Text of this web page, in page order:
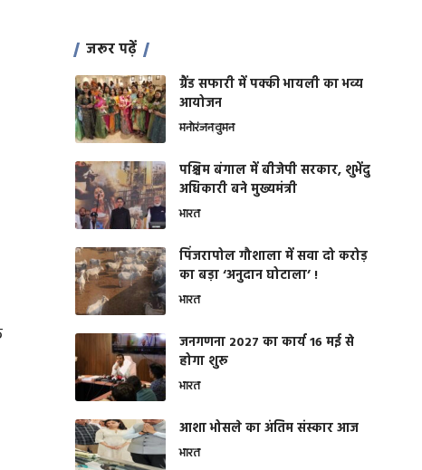
जरूर पढ़ें
ग्रैंड सफारी में पक्की भायली का भव्य
आयोजन
मनोरंजनवुमन
पश्चिम बंगाल में बीजेपी सरकार, शुभेंदु
अधिकारी बने मुख्यमंत्री
भारत
​पिंजरापोल गौशाला में सवा दो करोड़
का बड़ा ‘अनुदान घोटाला’ !
भारत
जनगणना 2027 का कार्य 16 मई से
होगा शुरू
भारत
आशा भोसले का अंतिम संस्कार आज
भारत